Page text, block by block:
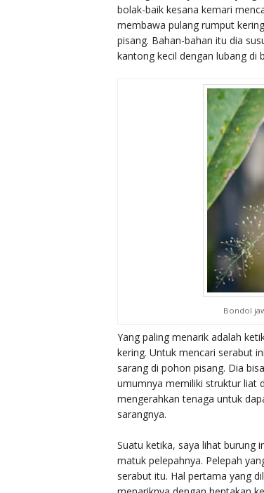
bolak-baik kesana kemari
membawa pulang rumput
pisang. Bahan-bahan itu dia
kantong kecil dengan lubang di
Bondol
Yang paling menarik adalah
kering. Untuk mencari serabut
sarang di pohon pisang. Dia
umumnya memiliki struktur liat
mengerahkan tenaga untuk
sarangnya.
Suatu ketika, saya lihat burung
matuk pelepahnya. Pelepah
serabut itu. Hal pertama yang